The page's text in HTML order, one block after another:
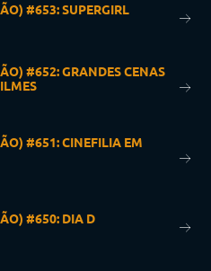
#653: SUPERGIRL
#652: GRANDES CENAS
#651: CINEFILIA EM
#650: DIA D